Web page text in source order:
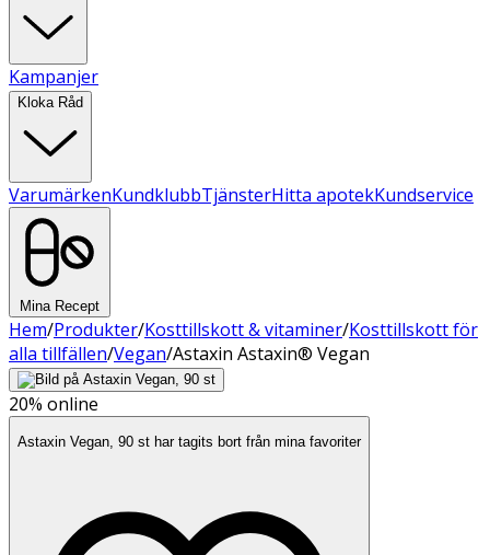
Kampanjer
Kloka Råd
VarumärkenKundklubbTjänsterHitta apotekKundservice
Mina Recept
Hem/Produkter/Kosttillskott & vitaminer/Kosttillskott för
alla tillfällen/Vegan/Astaxin Astaxin® Vegan
20% online
Astaxin Vegan, 90 st har tagits bort från mina favoriter